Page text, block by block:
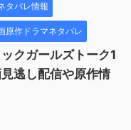
タバレ情報
原作ドラマネタバレ
ックガールズトーク1
逃し配信や原作情